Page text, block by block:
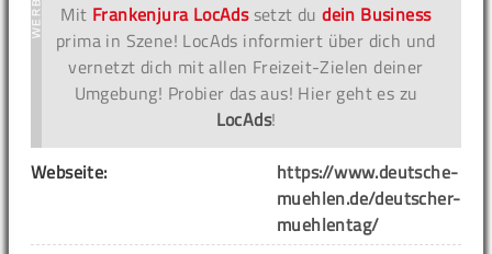
Mit Frankenjura LocAdssetzt dudein Business
prima in Szene! LocAds informiert über dich und
vernetzt dich mit allen Freizeit-Zielen deiner
Umgebung! Probier das aus! Hier geht es zu
LocAds!
Webseite:
https://www.deutsche-
muehlen.de/deutscher-
muehlentag/